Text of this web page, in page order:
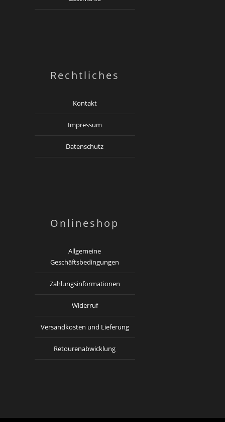
Rechtliches
Kontakt
Impressum
Datenschutz
Onlineshop
Allgemeine
Geschäftsbedingungen
Zahlungsinformationen
Widerruf
Versandkosten und Lieferung
Retourenabwicklung